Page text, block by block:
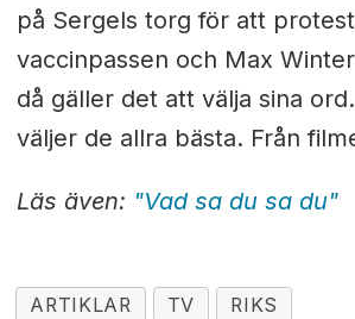
på Sergels torg för att
vaccinpassen och Max
då gäller det att välja sina
väljer de allra bästa. Från
Läs även: "Vad sa du sa du"
ARTIKLAR TV RIKS